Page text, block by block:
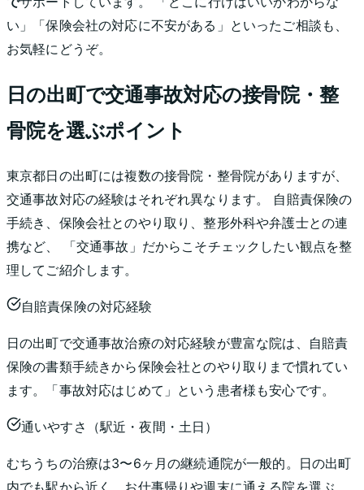
い」「保険会社の対応に不安がある」といったご相談も、
お気軽にどうぞ。
日の出町で交通事故対応の接骨院・整
骨院を選ぶポイント
東京都日の出町には複数の接骨院・整骨院がありますが、
交通事故対応の経験はそれぞれ異なります。 自賠責保険の
手続き、保険会社とのやり取り、整形外科や弁護士との連
携など、 「交通事故」だからこそチェックしたい観点を整
理してご紹介します。
自賠責保険の対応経験
日の出町で交通事故治療の対応経験が豊富な院は、自賠責
保険の書類手続きから保険会社とのやり取りまで慣れてい
ます。「事故対応はじめて」という患者様も安心です。
通いやすさ（駅近・夜間・土日）
むちうちの治療は3〜6ヶ月の継続通院が一般的。日の出町